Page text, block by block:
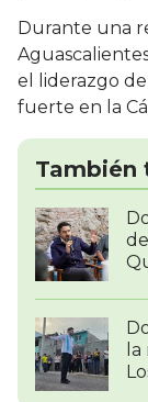
Durante una
el liderazgo de
fuerte en la
También